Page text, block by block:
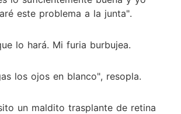
este problema a la junta".
lo hará. Mi furia burbujea.
los ojos en blanco", resopla.
un maldito trasplante de retina